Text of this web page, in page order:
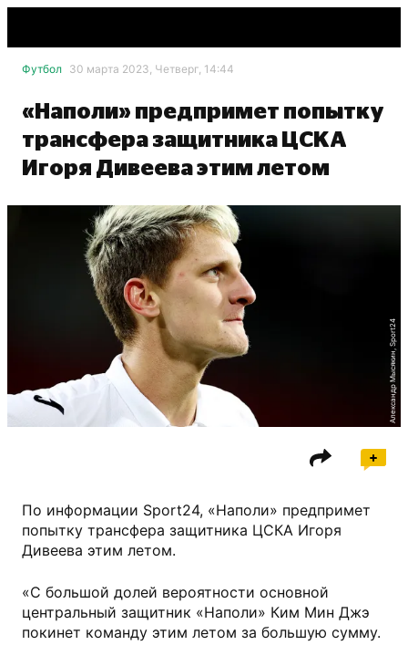
Футбол 30 марта 2023, Четверг, 14:44
«Наполи» предпримет попытку
трансфера защитника ЦСКА
Игоря Дивеева этим летом
Александр Мысякин, Sport24
По информации Sport24, «Наполи» предпримет
попытку трансфера защитника ЦСКА Игоря
Дивеева этим летом.
«С большой долей вероятности основной
центральный защитник «Наполи» Ким Мин Джэ
покинет команду этим летом за большую сумму.